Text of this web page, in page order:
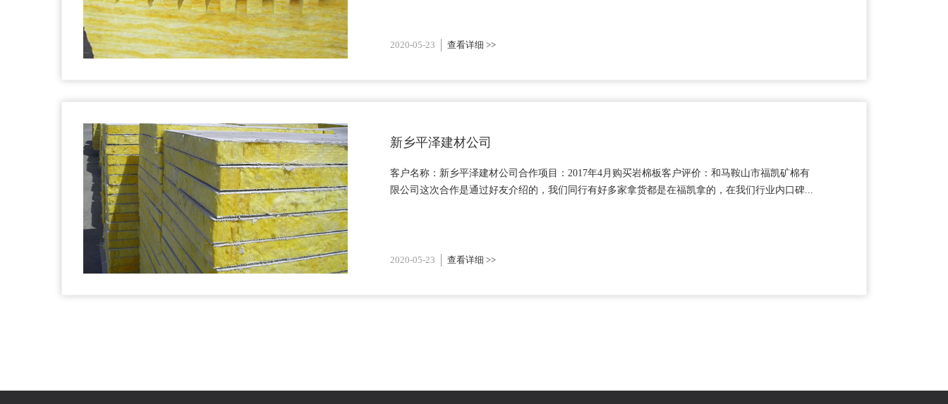
2020-05-23 查看详细 >>
新乡平泽建材公司
客户名称：新乡平泽建材公司合作项目：2017年4月购买岩棉板客户评价：和马鞍山市福凯矿棉有
限公司这次合作是通过好友介绍的，我们同行有好多家拿货都是在福凯拿的，在我们行业内口碑...
2020-05-23 查看详细 >>